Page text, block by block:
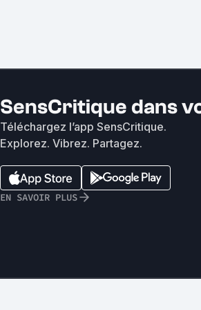
SensCritique dans
Téléchargez l’app SensCritique.
Explorez. Vibrez. Partagez.
EN SAVOIR PLUS